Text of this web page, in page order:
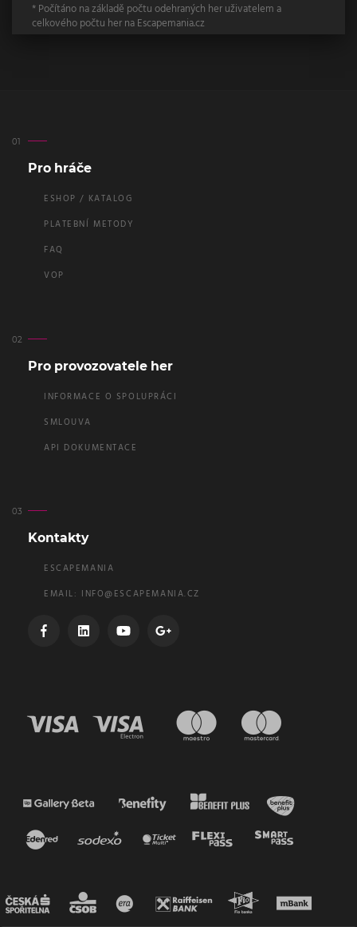
* Počítáno na základě počtu odehraných her uživatelem a
celkového počtu her na Escapemania.cz
Pro hráče
ESHOP / KATALOG
PLATEBNÍ METODY
FAQ
VOP
Pro provozovatele her
INFORMACE O SPOLUPRÁCI
SMLOUVA
API DOKUMENTACE
Kontakty
ESCAPEMANIA
EMAIL: INFO@ESCAPEMANIA.CZ